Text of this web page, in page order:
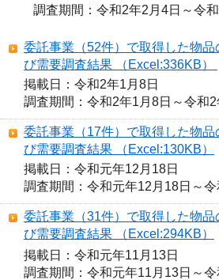
調査期間：令和2年2月4日～令和
委託事業（52件）で取得した物品
び需要調査結果 （Excel:336KB）
掲載日：令和2年1月8日
調査期間：令和2年1月8日～令和
委託事業（17件）で取得した物品
び需要調査結果 （Excel:130KB）
掲載日：令和元年12月18日
調査期間：令和元年12月18日～
委託事業（31件）で取得した物品
び需要調査結果 （Excel:294KB）
掲載日：令和元年11月13日
調査期間：令和元年11月13日～令